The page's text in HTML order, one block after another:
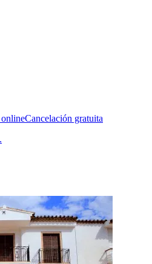
onlineCancelación gratuita